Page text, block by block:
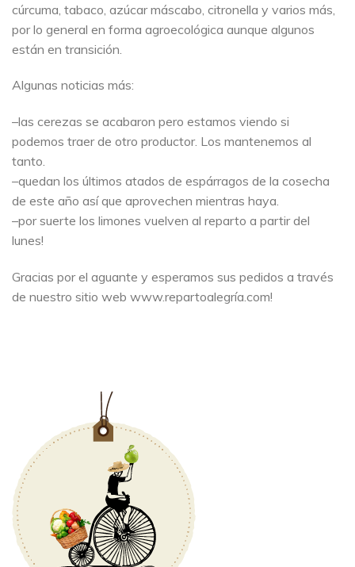
cúrcuma, tabaco, azúcar máscabo, citronella y varios más,
por lo general en forma agroecológica aunque algunos
están en transición.
Algunas noticias más:
–las cerezas se acabaron pero estamos viendo si
podemos traer de otro productor. Los mantenemos al
tanto.
–quedan los últimos atados de espárragos de la cosecha
de este año así que aprovechen mientras haya.
–por suerte los limones vuelven al reparto a partir del
lunes!
Gracias por el aguante y esperamos sus pedidos a través
de nuestro sitio web www.repartoalegría.com!